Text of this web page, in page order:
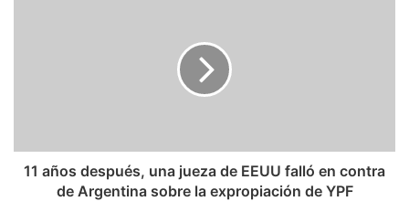
11 años después, una jueza de EEUU falló en contra
de Argentina sobre la expropiación de YPF